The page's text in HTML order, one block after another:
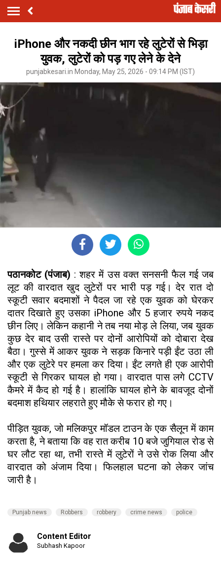
iPhone और नकदी छीन भाग रहे लुटेरों से भिड़ा
युवक, लुटेरों को पड़ गए लेने के देने
punjabkesari.in Monday, May 25, 2026 - 09:14 PM (IST)
पठानकोट (पंजाब) : शहर में उस वक्त सनसनी फैल गई जब
लूट की वारदात खुद लुटेरों पर भारी पड़ गई। देर रात दो
स्कूटी सवार बदमाशों ने पैदल जा रहे एक युवक को घेरकर
दातर दिखाते हुए उसका iPhone और 5 हजार रुपये नकद
छीन लिए। लेकिन कहानी ने तब नया मोड़ ले लिया, जब युवक
कुछ देर बाद उसी रास्ते पर दोनों आरोपियों को दोबारा देख
बैठा। गुस्से में आकर युवक ने सड़क किनारे पड़ी ईंट उठा ली
और एक लुटेरे पर हमला कर दिया। ईंट लगते ही एक आरोपी
स्कूटी से गिरकर घायल हो गया। वारदात पास लगे CCTV
कैमरे में कैद हो गई है। हालांकि घायल होने के बावजूद दोनों
बदमाश हथियार लहराते हुए मौके से फरार हो गए।
पीड़ित युवक, जो मलिकपुर मॉडल टाउन के एक सैलून में काम
करता है, ने बताया कि वह रात करीब 10 बजे जुगियाल रोड से
घर लौट रहा था, तभी रास्ते में लुटेरों ने उसे रोक लिया और
वारदात को अंजाम दिया। फिलहाल घटना को लेकर जांच
जारी है।
Punjab news Robbers robbery crime news police
Content Editor
Subhash Kapoor